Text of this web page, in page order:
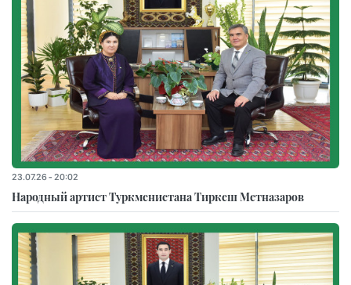
23.07.26 - 20:02
Народный артист Туркменистана Тиркеш Мeтназаров